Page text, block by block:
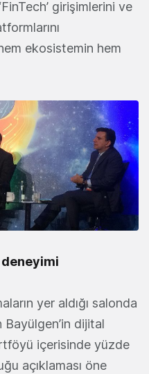
girişimlerini ve
ekosistemin hem
yer aldığı salonda
dijital
içerisinde yüzde
açıklaması öne